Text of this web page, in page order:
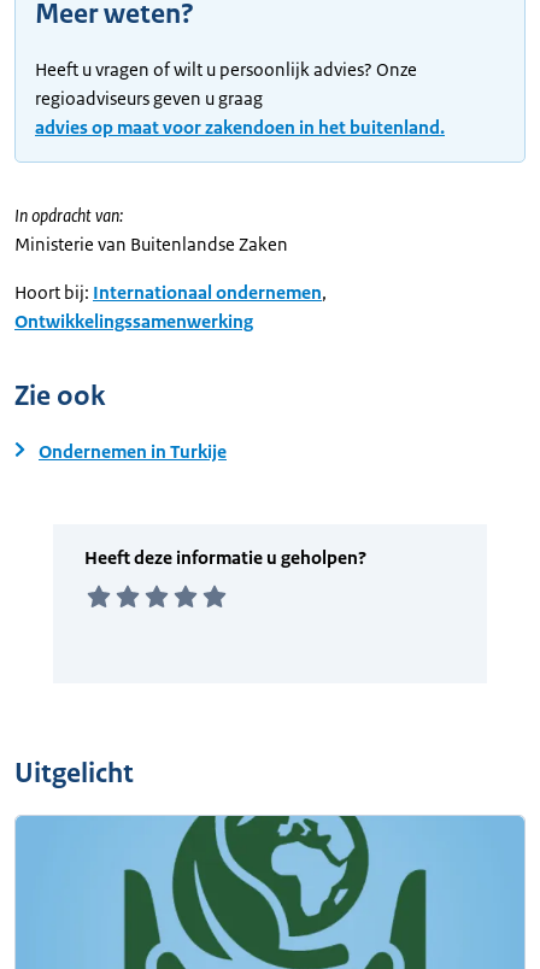
Meer weten?
Heeft u vragen of wilt u persoonlijk advies? Onze
regioadviseurs geven u graag
advies op maat voor zakendoen in het buitenland.
In opdracht van:
Ministerie van Buitenlandse Zaken
Hoort bij: Internationaal ondernemen,
Ontwikkelingssamenwerking
Zie ook
Ondernemen in Turkije
Uitgelicht